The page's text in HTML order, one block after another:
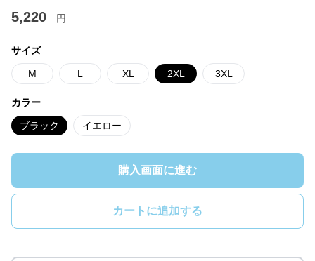
5,220 円
サイズ
M L XL 2XL 3XL
カラー
ブラック イエロー
購入画面に進む
カートに追加する